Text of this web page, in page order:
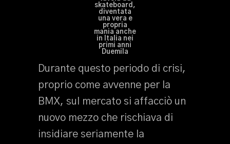
skateboard,
diventata
una vera e
propria
mania anche
in Italia nei
primi anni
Duemila
Durante questo periodo di crisi,
proprio come avvenne per la
BMX, sul mercato si affacciò un
nuovo mezzo che rischiava di
insidiare seriamente la